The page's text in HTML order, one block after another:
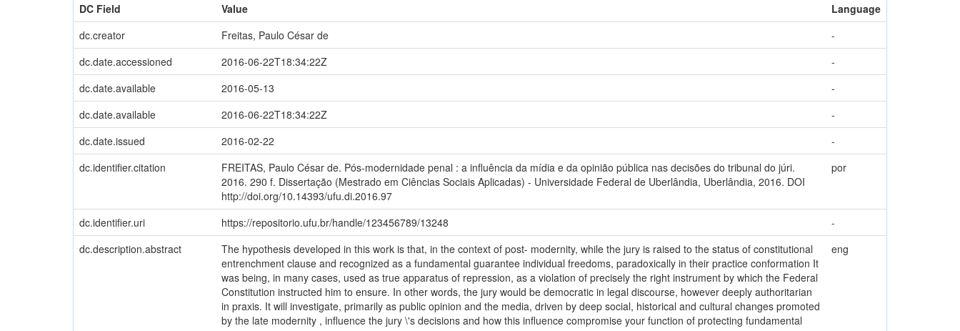
DC Field
Value
Language
dc.creator
Freitas, Paulo César de
-
dc.date.accessioned
2016-06-22T18:34:22Z
-
dc.date.available
2016-05-13
-
dc.date.available
2016-06-22T18:34:22Z
-
dc.date.issued
2016-02-22
-
dc.identifier.citation
FREITAS, Paulo César de. Pós-modernidade penal : a influência da mídia e da opinião pública nas decisões do tribunal do júri.
2016. 290 f. Dissertação (Mestrado em Ciências Sociais Aplicadas) - Universidade Federal de Uberlândia, Uberlândia, 2016. DOI
http://doi.org/10.14393/ufu.di.2016.97
por
dc.identifier.uri https://repositorio.ufu.br/handle/123456789/13248
-
dc.description.abstract
The hypothesis developed in this work is that, in the context of post- modernity, while the jury is raised to the status of constitutional
entrenchment clause and recognized as a fundamental guarantee individual freedoms, paradoxically in their practice conformation It
was being, in many cases, used as true apparatus of repression, as a violation of precisely the right instrument by which the Federal
Constitution instructed him to ensure. In other words, the jury would be democratic in legal discourse, however deeply authoritarian
in praxis. It will investigate, primarily as public opinion and the media, driven by deep social, historical and cultural changes promoted
by the late modernity , influence the jury \'s decisions and how this influence compromise your function of protecting fundamental
eng